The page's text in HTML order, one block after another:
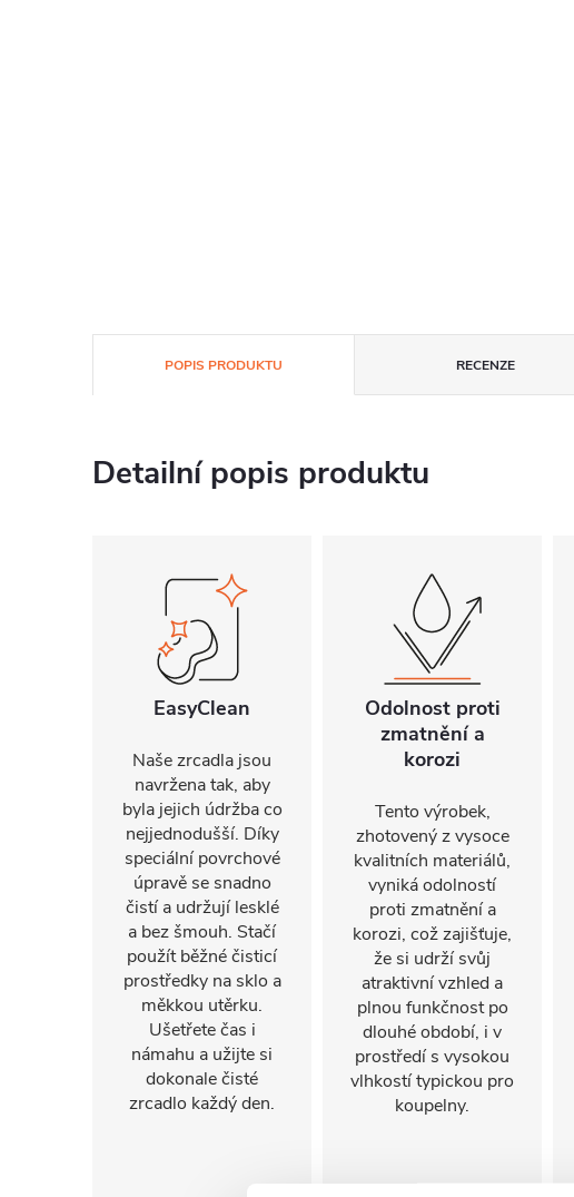
POPIS PRODUKTU RECENZE
Detailní popis produktu
EasyClean
Naše zrcadla jsou
navržena tak, aby
byla jejich údržba co
nejjednodušší. Díky
speciální povrchové
úpravě se snadno
čistí a udržují lesklé
a bez šmouh. Stačí
použít běžné čisticí
prostředky na sklo a
měkkou utěrku.
Ušetřete čas i
námahu a užijte si
dokonale čisté
zrcadlo každý den.
Odolnost proti
zmatnění a
korozi
Tento výrobek,
zhotovený z vysoce
kvalitních materiálů,
vyniká odolností
proti zmatnění a
korozi, což zajišťuje,
že si udrží svůj
atraktivní vzhled a
plnou funkčnost po
dlouhé období, i v
prostředí s vysokou
vlhkostí typickou pro
koupelny.